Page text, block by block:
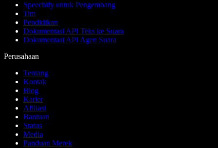
Speechify untuk Pengembang
Tim
Pendidikan
Dokumentasi API Teks ke Suara
Dokumentasi API Agen Suara
Perusahaan
Tentang
Kontak
Blog
Karier
Afiliasi
Bantuan
Status
Media
Panduan Merek